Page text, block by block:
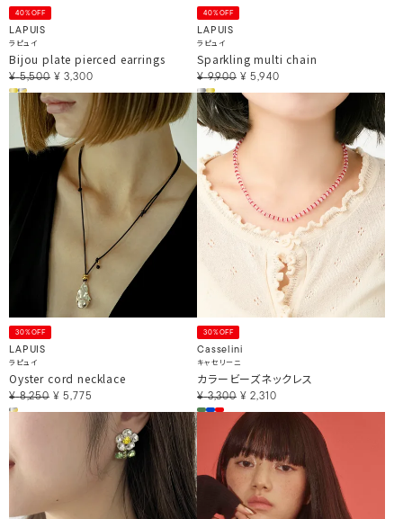
40%OFF
LAPUIS
ラピュイ
Bijou plate pierced earrings
¥ 5,500 ¥ 3,300
40%OFF
LAPUIS
ラピュイ
Sparkling multi chain
¥ 9,900 ¥ 5,940
30%OFF
LAPUIS
ラピュイ
Oyster cord necklace
¥ 8,250 ¥ 5,775
30%OFF
Casselini
キャセリーニ
カラービーズネックレス
¥ 3,300 ¥ 2,310